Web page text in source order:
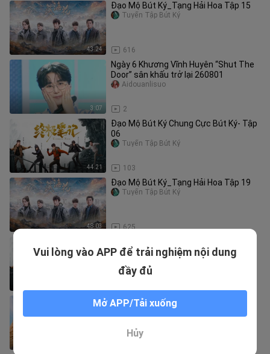
43:24
Đạo Mộ Bút Ký_Tạng Hải Hoa Tập 15
616
Tuyển Tập Bút Ký
3:07
Ngày 6 Khương Vĩnh Huyên “Shut The
Door” sân khấu trở lại 260801
2
Aidouanlisuo
44:21
Đạo Mộ Bút Ký Chung Cực Bút Ký- Tập
06
103
Tuyển Tập Bút Ký
48:03
Đạo Mộ Bút Ký_Tạng Hải Hoa Tập 19
625
Tuyển Tập Bút Ký
01
Em là chàng trai của anh _tập 04
Vui lòng vào APP để trải nghiệm nội dung
đầy đủ
Mở APP/Tải xuống
Hủy